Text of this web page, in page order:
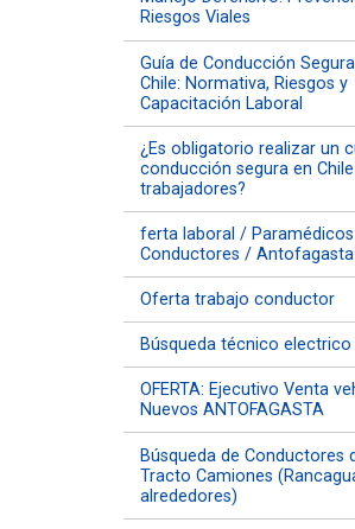
Riesgos Viales
Guía de Conducción
Chile: Normativa, Riesgos y
Capacitación Laboral
¿Es obligatorio realizar un
conducción segura en
trabajadores?
ferta laboral / Paramédicos
Conductores / Antofagasta
Oferta trabajo conductor
Búsqueda técnico electrico
OFERTA: Ejecutivo Venta
Nuevos ANTOFAGASTA
Búsqueda de Conductores
Tracto Camiones
alrededores)